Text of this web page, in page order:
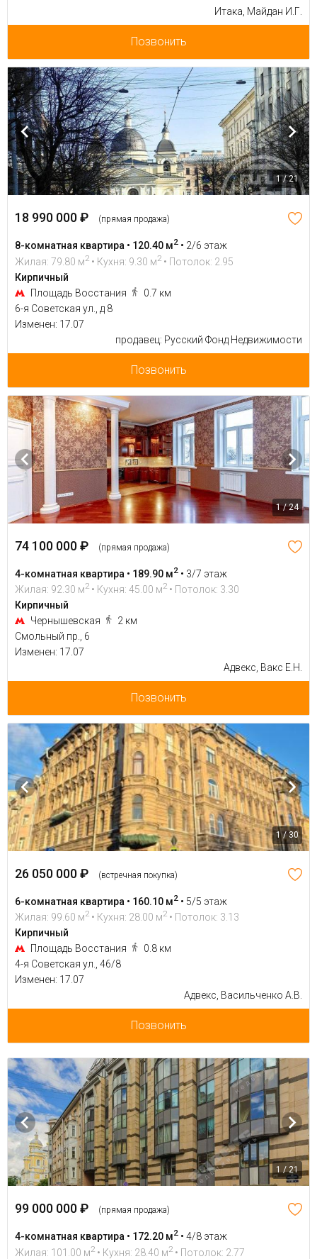
Итака, Майдан И.Г.
Позвонить
1 / 21
18 990 000 ₽ (прямая продажа)
8-комнатная квартира • 120.40 м2 • 2/6 этаж
Жилая: 79.80 м2 • Кухня: 9.30 м2 • Потолок: 2.95
Кирпичный
Площадь Восстания
0.7 км
6-я Советская ул., д 8
Изменен: 17.07
продавец: Русский Фонд Недвижимости
Позвонить
1 / 24
74 100 000 ₽ (прямая продажа)
4-комнатная квартира • 189.90 м2 • 3/7 этаж
Жилая: 92.30 м2 • Кухня: 45.00 м2 • Потолок: 3.30
Кирпичный
Чернышевская
2 км
Смольный пр., 6
Изменен: 17.07
Адвекс, Вакс Е.Н.
Позвонить
1 / 30
26 050 000 ₽ (встречная покупка)
6-комнатная квартира • 160.10 м2 • 5/5 этаж
Жилая: 99.60 м2 • Кухня: 28.00 м2 • Потолок: 3.13
Кирпичный
Площадь Восстания
0.8 км
4-я Советская ул., 46/8
Изменен: 17.07
Адвекс, Васильченко А.В.
Позвонить
1 / 21
99 000 000 ₽ (прямая продажа)
4-комнатная квартира • 172.20 м2 • 4/8 этаж
Жилая: 101.00 м2 • Кухня: 28.40 м2 • Потолок: 2.77